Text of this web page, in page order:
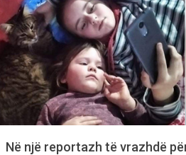
Në një reportazh të vrazhdë